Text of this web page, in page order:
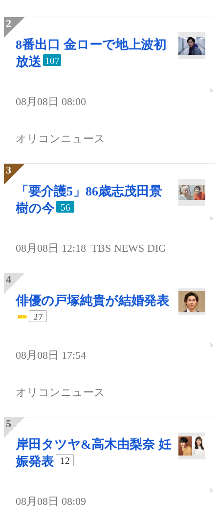
8番出口 金ローで地上波初
放送 107
08月08日 08:00
オリコンニュース
「要介護5」86歳志茂田景
樹の今
56
08月08日 12:18 TBS NEWS DIG
俳優の戸塚純貴が結婚発表
27
08月08日 17:54
オリコンニュース
岸田タツヤ&高木由梨奈 妊
娠発表
12
08月08日 08:09